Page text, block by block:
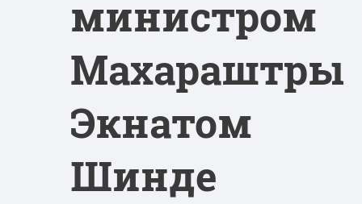
министром
Махараштры
Экнатом
Шинде